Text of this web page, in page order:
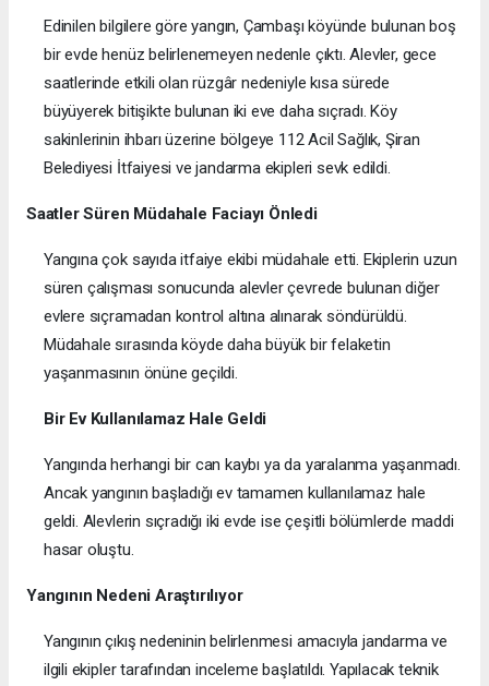
Edinilen bilgilere göre yangın, Çambaşı köyünde bulunan boş
bir evde henüz belirlenemeyen nedenle çıktı. Alevler, gece
saatlerinde etkili olan rüzgâr nedeniyle kısa sürede
büyüyerek bitişikte bulunan iki eve daha sıçradı. Köy
sakinlerinin ihbarı üzerine bölgeye 112 Acil Sağlık, Şiran
Belediyesi İtfaiyesi ve jandarma ekipleri sevk edildi.
Saatler Süren Müdahale Faciayı Önledi
Yangına çok sayıda itfaiye ekibi müdahale etti. Ekiplerin uzun
süren çalışması sonucunda alevler çevrede bulunan diğer
evlere sıçramadan kontrol altına alınarak söndürüldü.
Müdahale sırasında köyde daha büyük bir felaketin
yaşanmasının önüne geçildi.
Bir Ev Kullanılamaz Hale Geldi
Yangında herhangi bir can kaybı ya da yaralanma yaşanmadı.
Ancak yangının başladığı ev tamamen kullanılamaz hale
geldi. Alevlerin sıçradığı iki evde ise çeşitli bölümlerde maddi
hasar oluştu.
Yangının Nedeni Araştırılıyor
Yangının çıkış nedeninin belirlenmesi amacıyla jandarma ve
ilgili ekipler tarafından inceleme başlatıldı. Yapılacak teknik